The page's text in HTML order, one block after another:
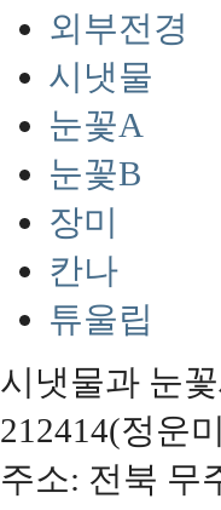
외부전경
시냇물
눈꽃A
눈꽃B
장미
칸나
튜울립
시냇물과 눈
212414(정운
주소: 전북 무